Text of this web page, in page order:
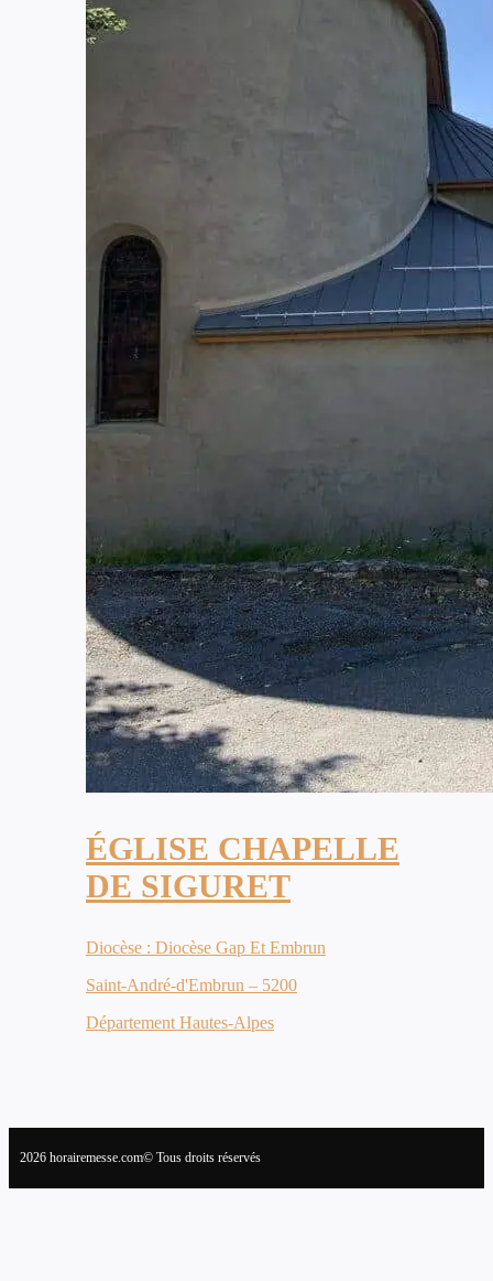
ÉGLISE CHAPELLE
DE SIGURET
Diocèse : Diocèse Gap Et Embrun
Saint-André-d'Embrun – 5200
Département Hautes-Alpes
2026 horairemesse.com© Tous droits réservés